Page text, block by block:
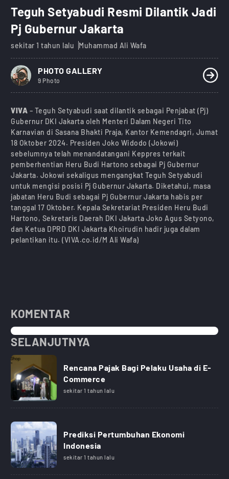
Teguh Setyabudi Resmi Dilantik Jadi
Pj Gubernur Jakarta
sekitar 1 tahun lalu Muhammad Ali Wafa
PHOTO GALLERY
9 Photo
VIVA – Teguh Setyabudi saat dilantik sebagai Penjabat (Pj)
Gubernur DKI Jakarta oleh Menteri Dalam Negeri Tito
Karnavian di Sasana Bhakti Praja, Kantor Kemendagri, Jumat
18 Oktober 2024. Presiden Joko Widodo (Jokowi)
sebelumnya telah menandatangani Keppres terkait
pemberhentian Heru Budi Hartono sebagai Pj Gubernur
Jakarta. Jokowi sekaligus mengangkat Teguh Setyabudi
untuk mengisi posisi Pj Gubernur Jakarta. Diketahui, masa
jabatan Heru Budi sebagai Pj Gubernur Jakarta habis per
tanggal 17 Oktober. Kepala Sekretariat Presiden Heru Budi
Hartono, Sekretaris Daerah DKI Jakarta Joko Agus Setyono,
dan Ketua DPRD DKI Jakarta Khoirudin hadir juga dalam
pelantikan itu. (VIVA.co.id/M Ali Wafa)
KOMENTAR
SELANJUTNYA
Rencana Pajak Bagi Pelaku Usaha di E-
Commerce
sekitar 1 tahun lalu
Prediksi Pertumbuhan Ekonomi
Indonesia
sekitar 1 tahun lalu